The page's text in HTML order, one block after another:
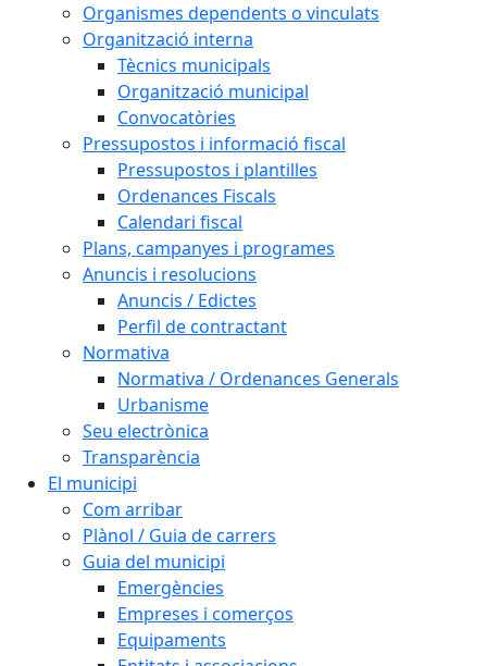
Organismes dependents o vinculats
Organització interna
Tècnics municipals
Organització municipal
Convocatòries
Pressupostos i informació fiscal
Pressupostos i plantilles
Ordenances Fiscals
Calendari fiscal
Plans, campanyes i programes
Anuncis i resolucions
Anuncis / Edictes
Perfil de contractant
Normativa
Normativa / Ordenances Generals
Urbanisme
Seu electrònica
Transparència
El municipi
Com arribar
Plànol / Guia de carrers
Guia del municipi
Emergències
Empreses i comerços
Equipaments